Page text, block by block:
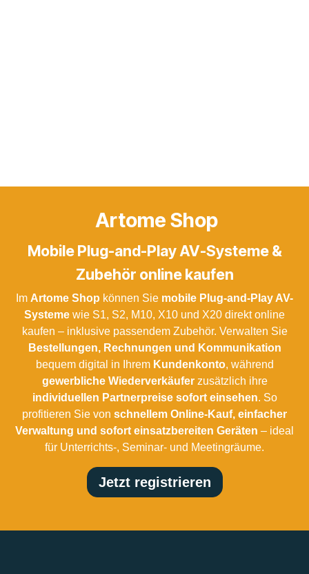
Artome Shop
Mobile Plug-and-Play AV-Systeme &
Zubehör online kaufen
Im Artome Shop können Sie mobile Plug-and-Play AV-
Systeme wie S1, S2, M10, X10 und X20 direkt online
kaufen – inklusive passendem Zubehör. Verwalten Sie
Bestellungen, Rechnungen und Kommunikation
bequem digital in Ihrem Kundenkonto, während
gewerbliche Wiederverkäuferzusätzlich ihre
individuellen Partnerpreise sofort einsehen. So
profitieren Sie von schnellem Online-Kauf, einfacher
Verwaltung und sofort einsatzbereiten Geräten – ideal
für Unterrichts-, Seminar- und Meetingräume.
Jetzt registrieren